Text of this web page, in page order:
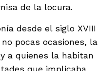
de la locura.
desde el siglo XVIII
pocas ocasiones, la
a quienes la habitan